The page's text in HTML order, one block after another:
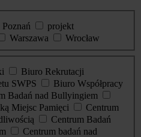
Poznań
projekt
Warszawa
Wrocław
Biuro Rekrutacji
SWPS
Biuro Współpracy
Badań nad Bullyingiem
Miejsc Pamięci
Centrum
Centrum Badań
Centrum badań nad